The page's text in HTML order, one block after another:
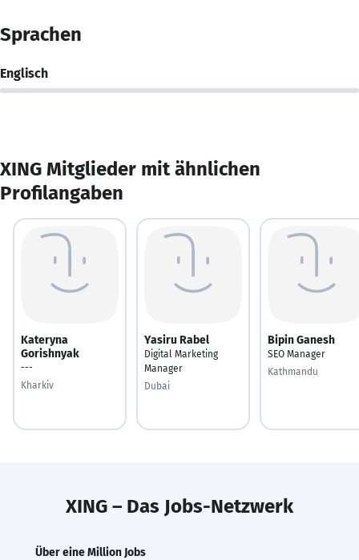
Sprachen
Englisch
XING Mitglieder mit ähnlichen
Profilangaben
Kateryna
Gorishnyak
---
Kharkiv
Yasiru Rabel
Digital Marketing
Manager
Dubai
Bipin Ganesh
SEO Manager
Kathmandu
XING – Das Jobs-Netzwerk
Über eine Million Jobs